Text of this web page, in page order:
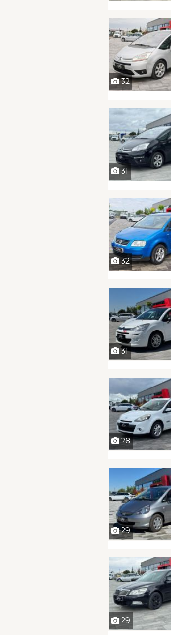
32
31
32
31
28
29
29